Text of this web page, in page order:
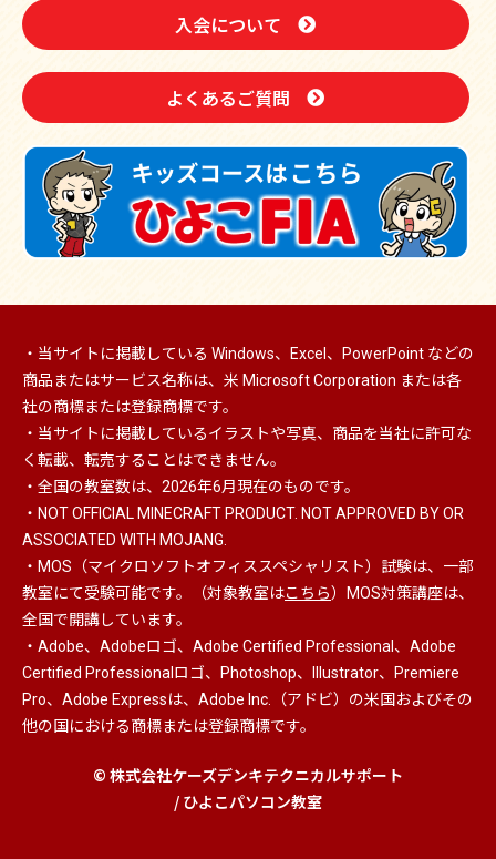
入会について
よくあるご質問
・当サイトに掲載している Windows、Excel、PowerPoint などの
商品またはサービス名称は、米 Microsoft Corporation または各
社の商標または登録商標です。
・当サイトに掲載しているイラストや写真、商品を当社に許可な
く転載、転売することはできません。
・全国の教室数は、2026年6月現在のものです。
・NOT OFFICIAL MINECRAFT PRODUCT. NOT APPROVED BY OR
ASSOCIATED WITH MOJANG.
・MOS（マイクロソフトオフィススペシャリスト） 試験は、一部
教室にて受験可能です。（対象教室はこちら）MOS対策講座は、
全国で開講しています。
・Adobe、Adobeロゴ、Adobe Certified Professional、Adobe
Certified Professionalロゴ、Photoshop、Illustrator、Premiere
Pro、Adobe Expressは、Adobe Inc.（アドビ）の米国およびその
他の国における商標または登録商標です。
© 株式会社ケーズデンキテクニカルサポート
/ ひよこパソコン教室